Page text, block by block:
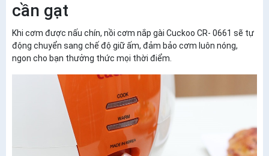
cần gạt
Khi cơm được nấu chín, nồi cơm nắp gài Cuckoo CR- 0661 sẽ tự
động chuyển sang chế độ giữ ấm, đảm bảo cơm luôn nóng,
ngon cho bạn thưởng thức mọi thời điểm.